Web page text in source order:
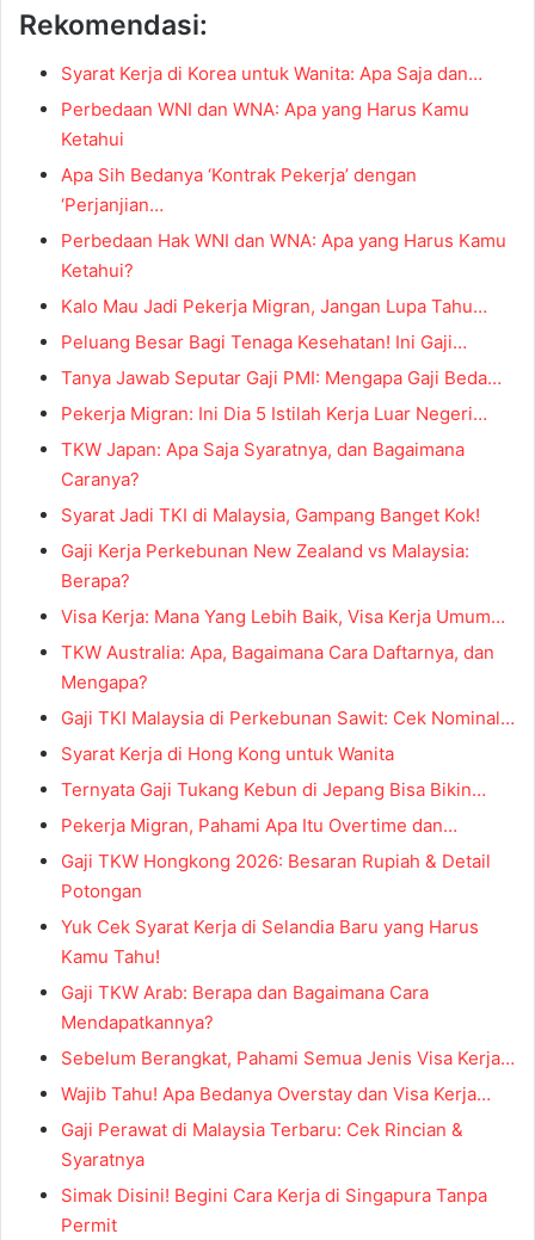
Rekomendasi:
Syarat Kerja di Korea untuk Wanita: Apa Saja dan…
Perbedaan WNI dan WNA: Apa yang Harus Kamu
Ketahui
Apa Sih Bedanya ‘Kontrak Pekerja’ dengan
‘Perjanjian…
Perbedaan Hak WNI dan WNA: Apa yang Harus Kamu
Ketahui?
Kalo Mau Jadi Pekerja Migran, Jangan Lupa Tahu…
Peluang Besar Bagi Tenaga Kesehatan! Ini Gaji…
Tanya Jawab Seputar Gaji PMI: Mengapa Gaji Beda…
Pekerja Migran: Ini Dia 5 Istilah Kerja Luar Negeri…
TKW Japan: Apa Saja Syaratnya, dan Bagaimana
Caranya?
Syarat Jadi TKI di Malaysia, Gampang Banget Kok!
Gaji Kerja Perkebunan New Zealand vs Malaysia:
Berapa?
Visa Kerja: Mana Yang Lebih Baik, Visa Kerja Umum…
TKW Australia: Apa, Bagaimana Cara Daftarnya, dan
Mengapa?
Gaji TKI Malaysia di Perkebunan Sawit: Cek Nominal…
Syarat Kerja di Hong Kong untuk Wanita
Ternyata Gaji Tukang Kebun di Jepang Bisa Bikin…
Pekerja Migran, Pahami Apa Itu Overtime dan…
Gaji TKW Hongkong 2026: Besaran Rupiah & Detail
Potongan
Yuk Cek Syarat Kerja di Selandia Baru yang Harus
Kamu Tahu!
Gaji TKW Arab: Berapa dan Bagaimana Cara
Mendapatkannya?
Sebelum Berangkat, Pahami Semua Jenis Visa Kerja…
Wajib Tahu! Apa Bedanya Overstay dan Visa Kerja…
Gaji Perawat di Malaysia Terbaru: Cek Rincian &
Syaratnya
Simak Disini! Begini Cara Kerja di Singapura Tanpa
Permit